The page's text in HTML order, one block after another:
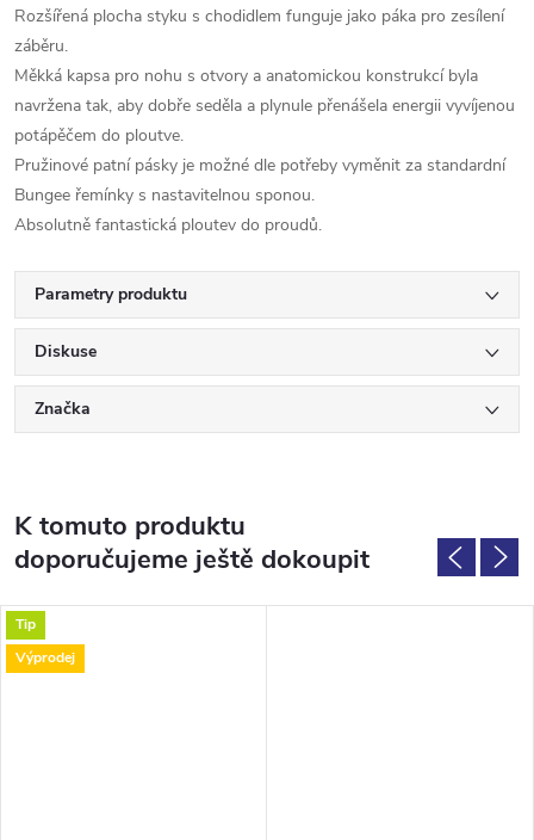
Rozšířená plocha styku s chodidlem funguje jako páka pro zesílení
záběru.
Měkká kapsa pro nohu s otvory a anatomickou konstrukcí byla
navržena tak, aby dobře seděla a plynule přenášela energii vyvíjenou
potápěčem do ploutve.
Pružinové patní pásky je možné dle potřeby vyměnit za standardní
Bungee řemínky s nastavitelnou sponou.
Absolutně fantastická ploutev do proudů.
Parametry produktu
Diskuse
Značka
K tomuto produktu
doporučujeme ještě dokoupit
Tip
Výprodej